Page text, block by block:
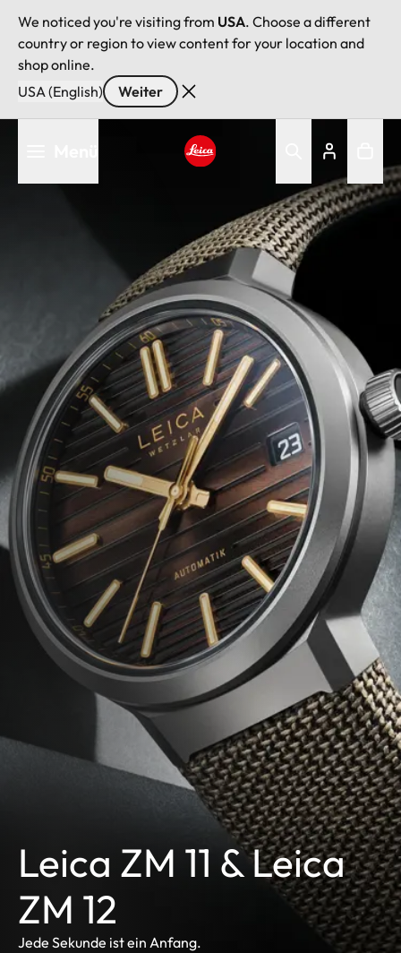
We noticed you're visiting from USA. Choose a different
country or region to view content for your location and
shop online.
USA (English)
Weiter
Leica ZM 11 & Leica
ZM 12
Jede Sekunde ist ein Anfang.